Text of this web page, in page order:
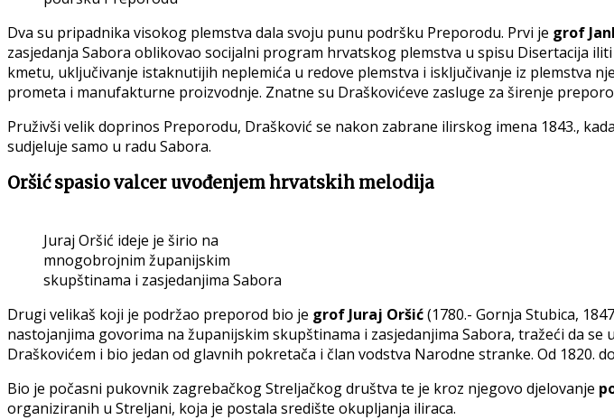
Dva su pripadnika visokog plemstva dala svoju punu podršku Preporodu. Prvi je grof
zasjedanja Sabora oblikovao socijalni program hrvatskog plemstva u spisu Disertacija
kmetu, uključivanje istaknutijih neplemića u redove plemstva i isključivanje iz plemstva
prometa i manufakturne proizvodnje. Znatne su Draškovićeve zasluge za širenje
Pruživši velik doprinos Preporodu, Drašković se nakon zabrane ilirskog imena 1843.,
sudjeluje samo u radu Sabora.
Oršić spasio valcer uvođenjem hrvatskih melodija
Juraj Oršić ideje je širio na
mnogobrojnim županijskim
skupštinama i zasjedanjima Sabora
Drugi velikaš koji je podržao preporod bio je grof Juraj Oršić(1780.- Gornja Stubica,
nastojanjima govorima na županijskim skupštinama i zasjedanjima Sabora, tražeći da se
Draškovićem i bio jedan od glavnih pokretača i član vodstva Narodne stranke. Od 1820.
Bio je počasni pukovnik zagrebačkog Streljačkog društva te je kroz njegovo djelovanje
organiziranih u Streljani, koja je postala središte okupljanja iliraca.